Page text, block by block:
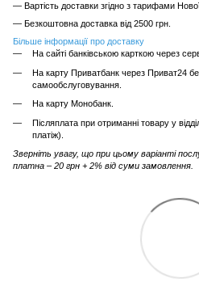
— Вартість доставки згідно з тарифами
— Безкоштовна доставка від 2500 грн.
Більше інформації про доставку
На сайті банківською карткою через
На карту Приватбанк через Приват24
самообслуговування.
На карту Монобанк.
Післяплата при отриманні товару у
платіж).
Зверніть увагу, що при цьому варіанті
платна – 20 грн + 2% від суми замовлення.